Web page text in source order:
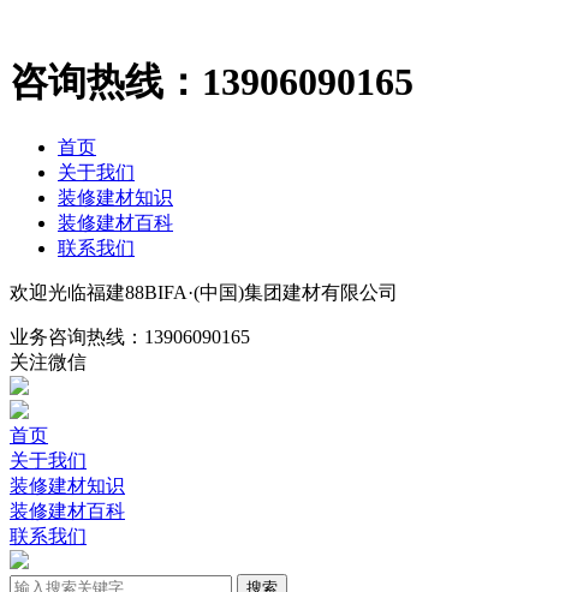
咨询热线： 13906090165
首页
关于我们
装修建材知识
装修建材百科
联系我们
欢迎光临福建88BIFA·(中国)集团建材有限公司
业务咨询热线： 13906090165
关注微信
首页
关于我们
装修建材知识
装修建材百科
联系我们